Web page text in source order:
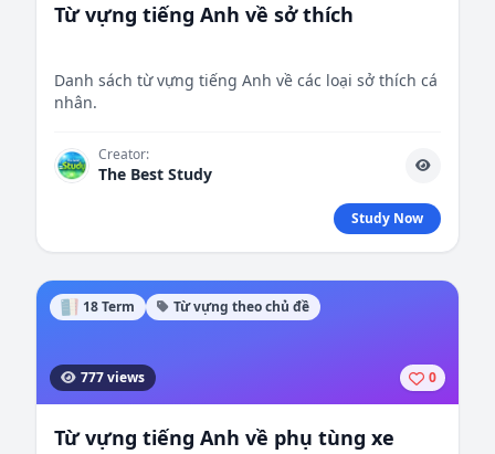
Từ vựng tiếng Anh về sở thích
Danh sách từ vựng tiếng Anh về các loại sở thích cá
nhân.
Creator:
The Best Study
Study Now
18 Term Từ vựng theo chủ đề
777 views 0
Từ vựng tiếng Anh về phụ tùng xe